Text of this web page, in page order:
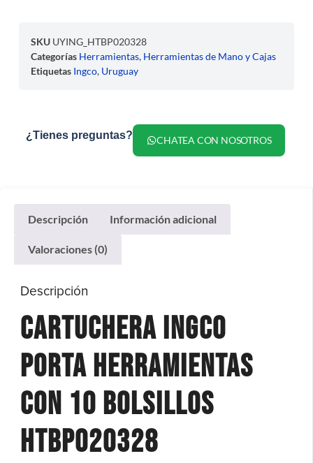
SKU UYING_HTBP020328
Categorías Herramientas, Herramientas de Mano y Cajas
Etiquetas Ingco, Uruguay
¿Tienes preguntas? CHATEA CON NOSOTROS
Descripción Información adicional
Valoraciones (0)
Descripción
Cartuchera Ingco
Porta Herramientas
Con 10 Bolsillos
HTBP020328